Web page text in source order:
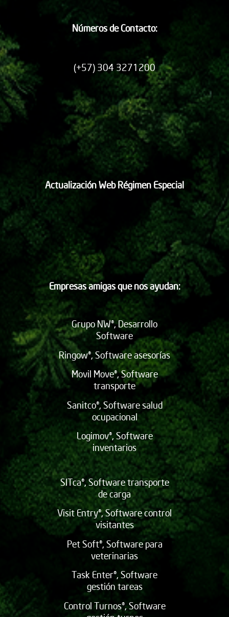
Números de Contacto:
(+57) 304 3271200
Actualización Web Régimen Especial
Empresas amigas que nos ayudan:
Grupo NW®, Desarrollo
Software
Ringow®, Software asesorías
Movil Move®, Software
transporte
Sanitco®, Software salud
ocupacional
Logimov®, Software
inventarios
SITca®, Software transporte
de carga
Visit Entry®, Software control
visitantes
Pet Soft®, Software para
veterinarias
Task Enter®, Software
gestión tareas
Control Turnos®, Software